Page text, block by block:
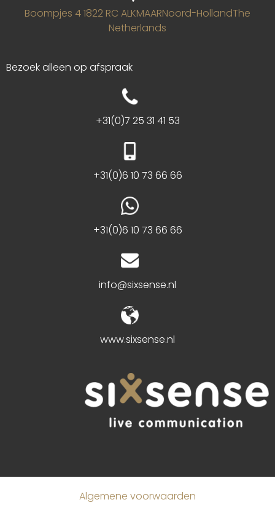
Boompjes 41822 RC ALKMAARNoord-HollandThe
Netherlands
Bezoek alleen op afspraak
+31(0)7 25 31 41 53
+31(0)6 10 73 66 66
+31(0)6 10 73 66 66
info@sixsense.nl
www.sixsense.nl
Algemene voorwaarden